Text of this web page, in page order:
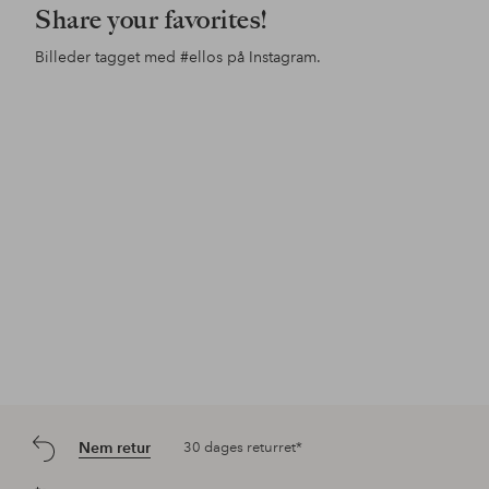
Share your favorites!
Billeder tagget med #ellos på Instagram.
Nem retur 30 dages returret*